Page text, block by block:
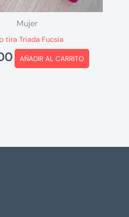
Mujer
tira Triada Fucsia
AÑADIR AL CARRITO